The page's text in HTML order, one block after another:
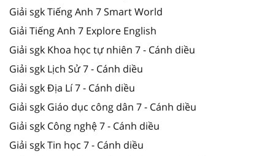
Giải sgk Tiếng Anh 7 Smart World
Giải Tiếng Anh 7 Explore English
Giải sgk Khoa học tự nhiên 7 - Cánh diều
Giải sgk Lịch Sử 7 - Cánh diều
Giải sgk Địa Lí 7 - Cánh diều
Giải sgk Giáo dục công dân 7 - Cánh diều
Giải sgk Công nghệ 7 - Cánh diều
Giải sgk Tin học 7 - Cánh diều